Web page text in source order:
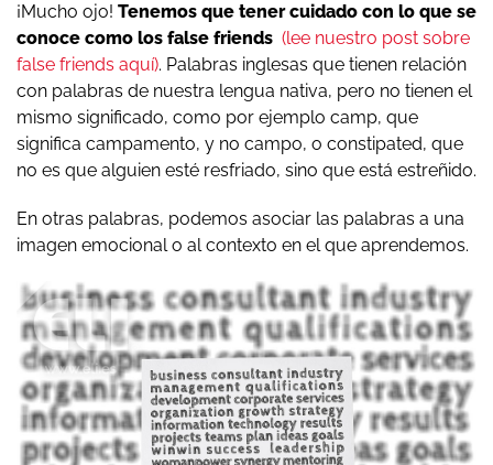
¡Mucho ojo! Tenemos que tener cuidado con lo que se
conoce como los false friends (lee nuestro post sobre
false friends aquí). Palabras inglesas que tienen relación
con palabras de nuestra lengua nativa, pero no tienen el
mismo significado, como por ejemplo camp, que
significa campamento, y no campo, o constipated, que
no es que alguien esté resfriado, sino que está estreñido.
En otras palabras, podemos asociar las palabras a una
imagen emocional o al contexto en el que aprendemos.